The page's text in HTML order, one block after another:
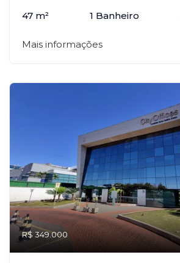
47 m² 1 Banheiro
Mais informações
R$ 349.000